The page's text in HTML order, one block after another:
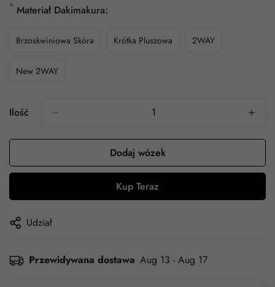
* Materiał Dakimakura:
Brzoskwiniowa Skóra Krótka Pluszowa 2WAY
New 2WAY
Ilość
Dodaj wózek
Kup Teraz
Udział
Przewidywana dostawa Aug 13 - Aug 17